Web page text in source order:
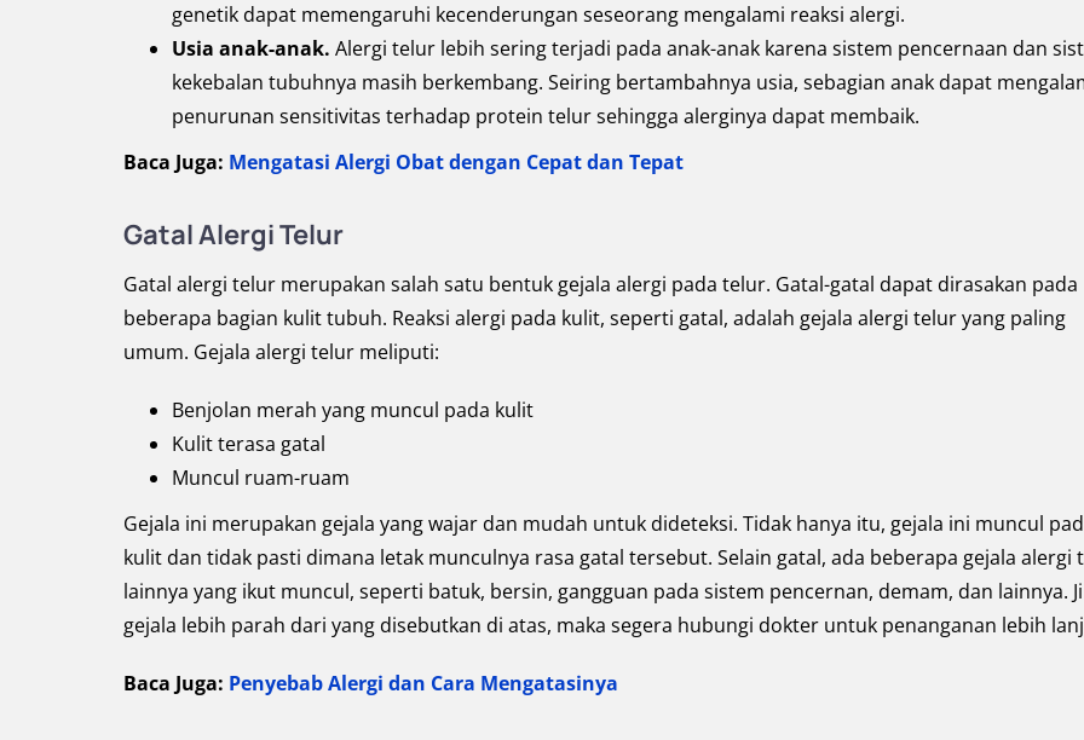
genetik dapat memengaruhi kecenderungan seseorang mengalami reaksi alergi.
Usia anak-anak. Alergi telur lebih sering terjadi pada anak-anak karena sistem pencernaan dan
kekebalan tubuhnya masih berkembang. Seiring bertambahnya usia, sebagian anak dapat
penurunan sensitivitas terhadap protein telur sehingga alerginya dapat membaik.
Baca Juga: Mengatasi Alergi Obat dengan Cepat dan Tepat
Gatal Alergi Telur
Gatal alergi telur merupakan salah satu bentuk gejala alergi pada telur. Gatal-gatal dapat dirasakan pada
beberapa bagian kulit tubuh. Reaksi alergi pada kulit, seperti gatal, adalah gejala alergi telur yang paling
umum. Gejala alergi telur meliputi:
Benjolan merah yang muncul pada kulit
Kulit terasa gatal
Muncul ruam-ruam
Gejala ini merupakan gejala yang wajar dan mudah untuk dideteksi. Tidak hanya itu, gejala ini muncul
kulit dan tidak pasti dimana letak munculnya rasa gatal tersebut. Selain gatal, ada beberapa gejala alergi
lainnya yang ikut muncul, seperti batuk, bersin, gangguan pada sistem pencernan, demam, dan lainnya.
gejala lebih parah dari yang disebutkan di atas, maka segera hubungi dokter untuk penanganan lebih
Baca Juga: Penyebab Alergi dan Cara Mengatasinya